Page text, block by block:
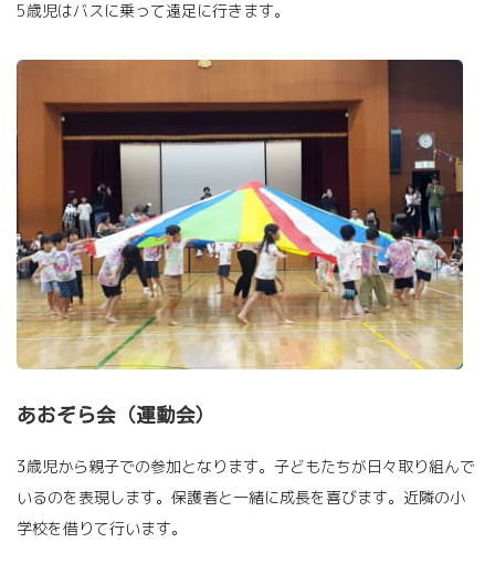
5歳児はバスに乗って遠足に行きます。
あおぞら会（運動会）
3歳児から親子での参加となります。子どもたちが日々取り組んで
いるのを表現します。保護者と一緒に成長を喜びます。近隣の小
学校を借りて行います。